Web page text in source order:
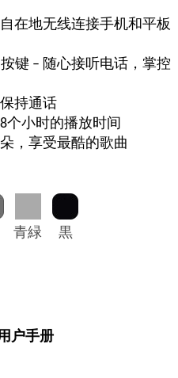
在地无线连接手机和平板
键 – 随心接听电话，掌控
持通话
个小时的播放时间
，享受最酷的歌曲
青緑 黒
户手册